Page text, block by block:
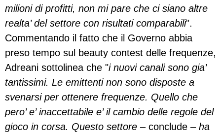
milioni di profitti, non mi pare che ci siano altre
realta’ del settore con risultati comparabili".
Commentando il fatto che il Governo abbia
preso tempo sul beauty contest delle frequenze,
Adreani sottolinea che "i nuovi canali sono gia’
tantissimi. Le emittenti non sono disposte a
svenarsi per ottenere frequenze. Quello che
pero’ e’ inaccettabile e’ il cambio delle regole del
gioco in corsa. Questo settore – conclude – ha